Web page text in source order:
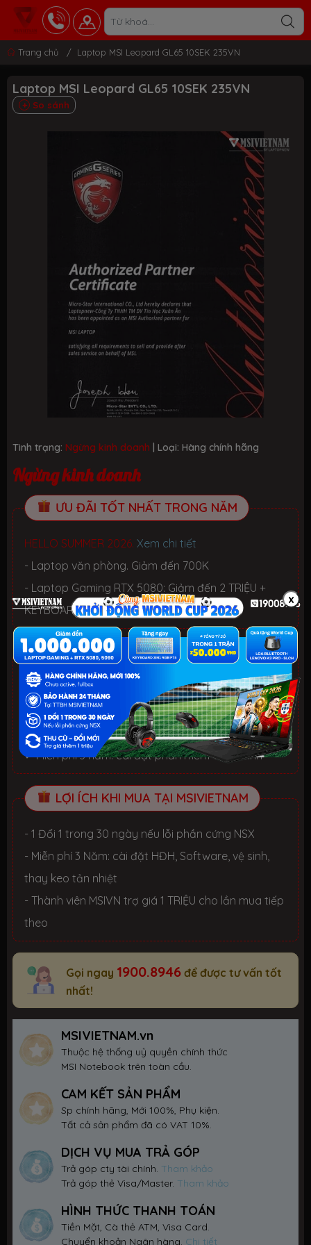
Trang chủ / Laptop MSI Leopard GL65 10SEK 235VN
Laptop MSI Leopard GL65 10SEK 235VN
So sánh
Tình trạng: Ngừng kinh doanh | Loại: Hàng chính hãng
Ngừng kinh doanh
ƯU ĐÃI TỐT NHẤT TRONG NĂM
HELLO SUMMER 2026. Xem chi tiết
- Laptop văn phòng. Giảm đến 700K
- Laptop Gaming RTX 5080: Giảm đến 2 TRIỆU +
KEYBOARD 3in1 RGB
BỘ QUÀ TẶNG
✓ Hàng chính hãng, Mới 100%, Thùng hộp NSX
✓ Bảo hành 24 Tháng tại TTBH MSI toàn quốc
✓ 1 đổi 1 trong 30 ngày nếu lỗi phần cứng NSX
✓ Miễn phí 3 năm: cài đặt phần mềm và vệ sinh
LỢI ÍCH KHI MUA TẠI MSIVIETNAM
- 1 Đổi 1 trong 30 ngày nếu lỗi phần cứng NSX
- Miễn phí 3 Năm: cài đặt HĐH, Software, vệ sinh,
thay keo tản nhiệt
- Thành viên MSIVN trợ giá 1 TRIỆU cho lần mua tiếp
theo
Gọi ngay 1900.8946 để được tư vấn tốt
nhất!
MSIVIETNAM.vn
Thuộc hệ thống uỷ quyền chính thức
MSI Notebook trên toàn cầu.
CAM KẾT SẢN PHẨM
Sp chính hãng, Mới 100%, Phụ kiện.
Tất cả sản phẩm đã có VAT 10%.
DỊCH VỤ MUA TRẢ GÓP
Trả góp cty tài chính. Tham khảo
Trả góp thẻ Visa/Master. Tham khảo
HÌNH THỨC THANH TOÁN
Tiền Mặt, Cà thẻ ATM, Visa Card.
Chuyển khoản Ngân hàng. Chi tiết
x